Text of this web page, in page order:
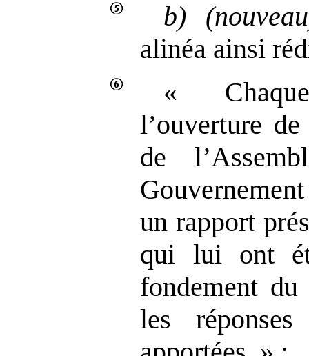
b)
alinéa ainsi
«
l’ouverture
de
un rapport
qui lui ont
fondement
les